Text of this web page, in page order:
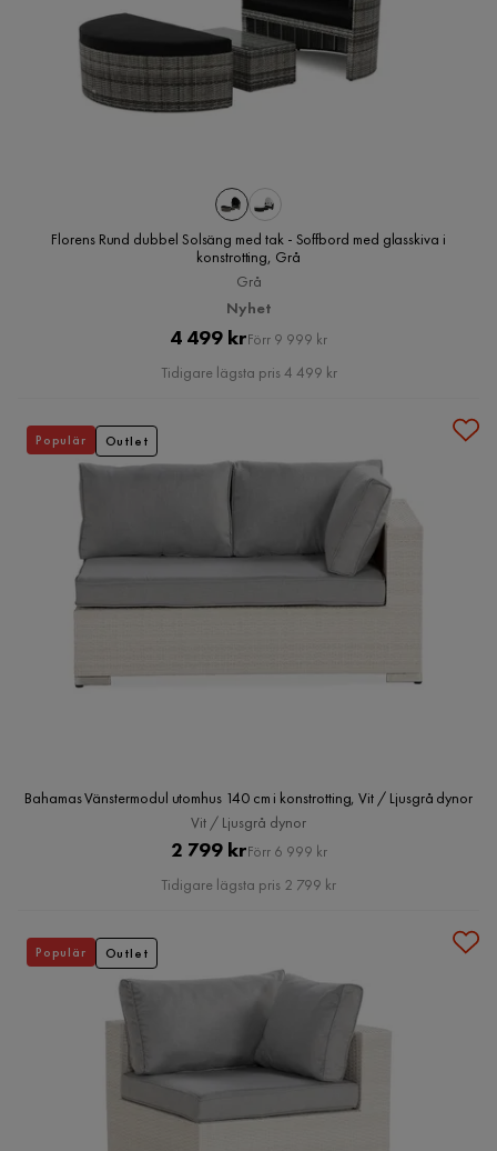
Florens Rund dubbel Solsäng med tak - Soffbord med glasskiva i
konstrotting, Grå
Grå
Nyhet
Pris
4 499 krOriginal
Pris
Förr 9 999 kr
Tidigare lägsta pris 4 499 kr
Bahamas Vänstermodul utomhus 140 cm i konstrotting, Vit / Ljusgrå dynor
Vit / Ljusgrå dynor
Pris
2 799 krOriginal
Pris
Förr 6 999 kr
Tidigare lägsta pris 2 799 kr
Populär Outlet
Populär Outlet